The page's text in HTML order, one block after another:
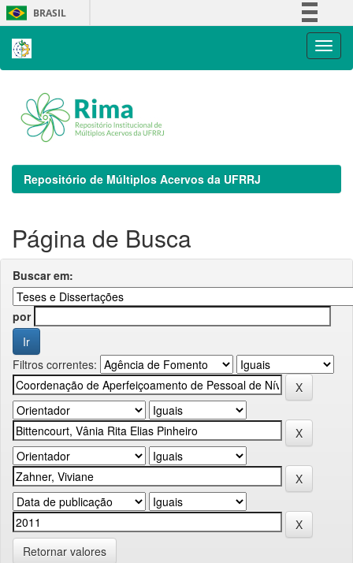
Skip
navigation
BRASIL
Repositório de Múltiplos Acervos da UFRRJ
Página de Busca
Buscar em:
por
Filtros correntes:
Retornar valores